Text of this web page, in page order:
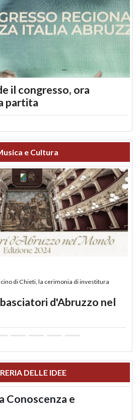
il congresso, ora
partita
e Cultura
di Chieti, la cerimonia di investitura
d'Abruzzo nel
DELLE IDEE
Conoscenza e